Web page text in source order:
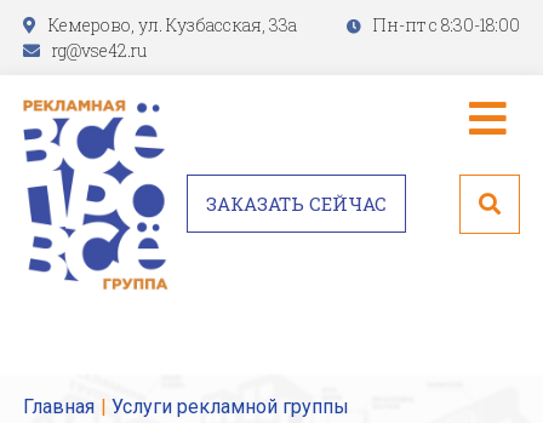
Кемерово, ул. Кузбасская, 33а
Пн-пт с 8:30-18:00
rg@vse42.ru
ЗАКАЗАТЬ СЕЙЧАС
Главная
Услуги рекламной группы